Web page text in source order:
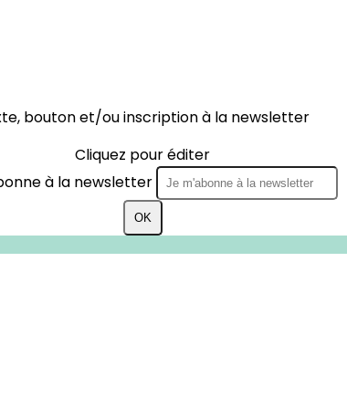
bouton et/ou inscription à la newsletter
Cliquez pour éditer
à la newsletter
OK